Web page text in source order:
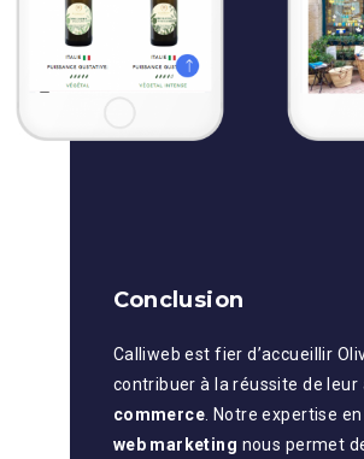
Conclusion
Calliweb est fier d’accueillir
contribuer à la réussite de leur
commerce . Notre expertise en
web marketing nous permet